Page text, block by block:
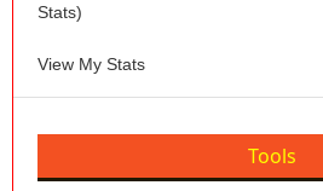
Stats)
View My Stats
Tools